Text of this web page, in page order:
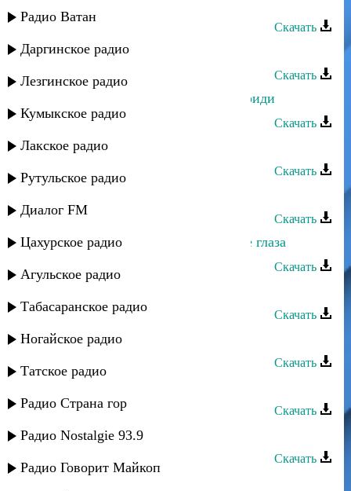
Радио Ватан
Даргинское радио
Лезгинское радио
Кумыкское радио
Лакское радио
Рутульское радио
Диалог FM
Цахурское радио
Агульское радио
Табасаранское радио
Ногайское радио
Татское радио
Радио Страна гор
Радио Nostalgie 93.9
Радио Говорит Майкоп
Скачать
Сулик Садыков - Прощай
Скачать
Сулик Садыков - Приди ко мне, приди
Скачать
Сулик Садыков - Приветствие
Скачать
Скачать
Сулик Садыков - Необыкновенные глаза
Скачать
Скачать
Сулик Садыков - Мелодия 4
Скачать
Скачать
Сулик Садыков - Мелодия 2
Скачать